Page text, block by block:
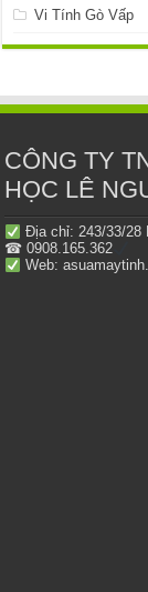
Vi Tính Gò Vấp
CÔNG TY
HỌC LÊ
Địa chỉ: 243/33/28
☎ 0908.165.362
Web: